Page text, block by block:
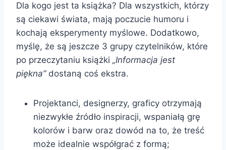
Dla kogo jest ta książka? Dla wszystkich, którzy
są ciekawi świata, mają poczucie humoru i
kochają eksperymenty myślowe. Dodatkowo,
myślę, że są jeszcze 3 grupy czytelników, które
po przeczytaniu książki „Informacja jest
piękna” dostaną coś ekstra.
Projektanci, designerzy, graficy otrzymają
niezwykłe źródło inspiracji, wspaniałą grę
kolorów i barw oraz dowód na to, że treść
może idealnie współgrać z formą;